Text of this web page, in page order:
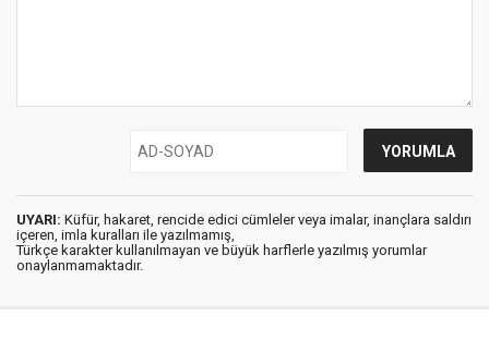
UYARI: Küfür, hakaret, rencide edici cümleler veya imalar, inançlara saldırı
içeren, imla kuralları ile yazılmamış,
Türkçe karakter kullanılmayan ve büyük harflerle yazılmış yorumlar
onaylanmamaktadır.